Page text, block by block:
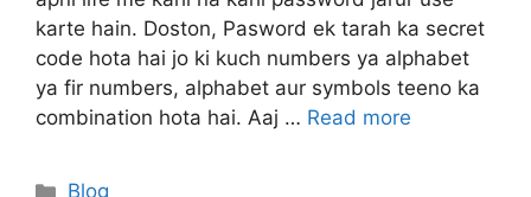
karte hain. Doston, Pasword ek tarah ka secret
code hota hai jo ki kuch numbers ya alphabet
ya fir numbers, alphabet aur symbols teeno ka
combination hota hai. Aaj … Read more
Categories
Blog